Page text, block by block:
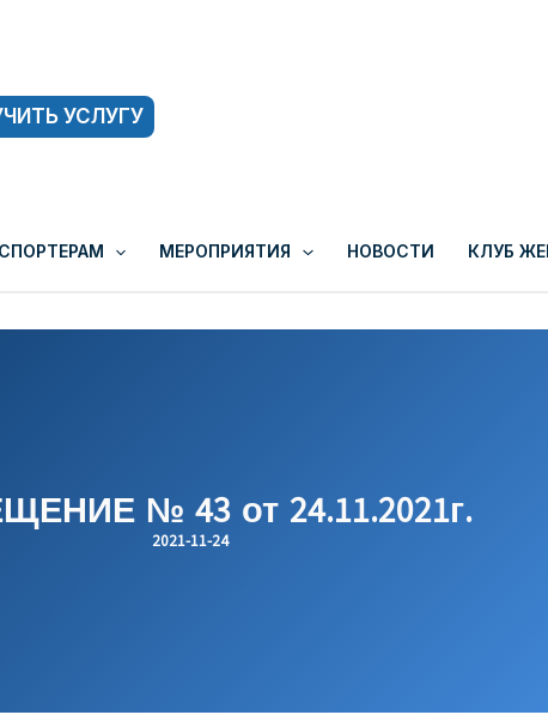
УСЛУГУ
МЕРОПРИЯТИЯ НОВОСТИ
КЛУБ
№ 43 от 24.11.2021г.
2021-11-24